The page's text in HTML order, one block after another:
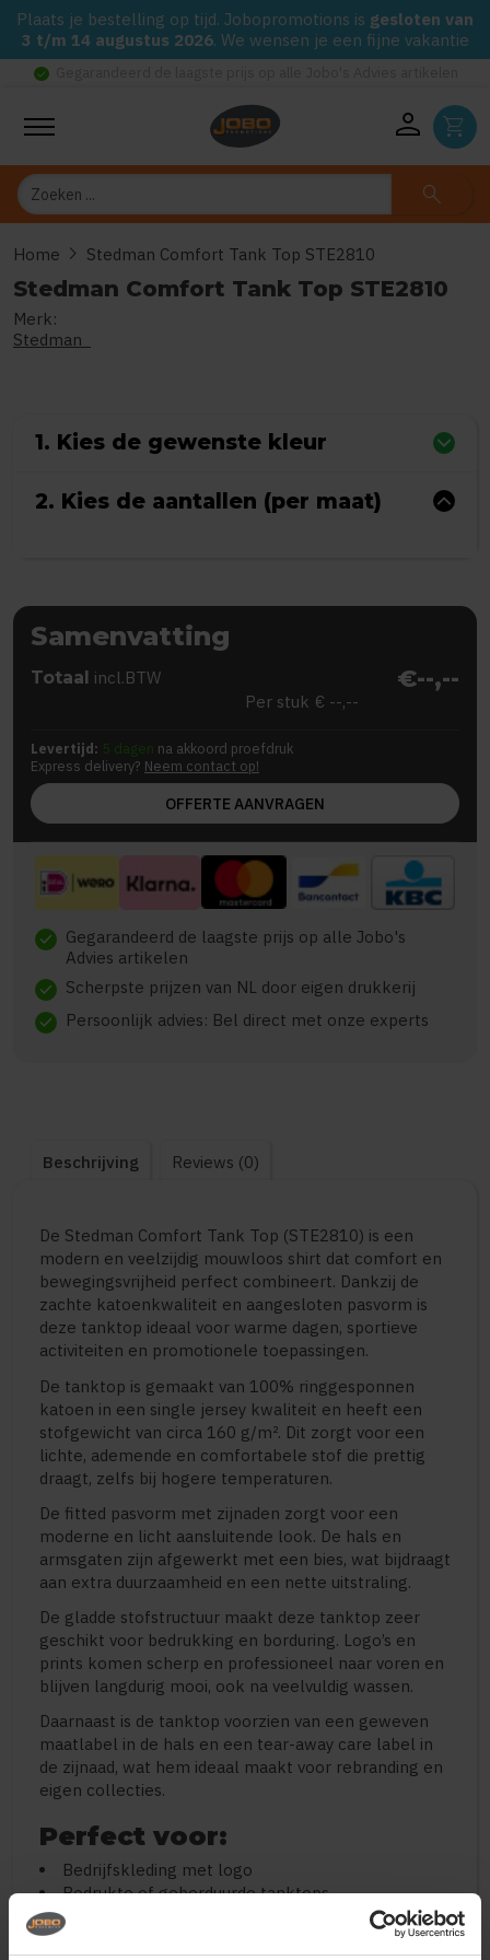
Plaats je bestelling op tijd. Jobopromotions is gesloten van
3 t/m 14 augustus 2026. We wensen je een fijne vakantie
check_circle
person shopping_cart
Zoeken search
Home chevron_right Stedman Comfort Tank Top STE2810
Stedman Comfort Tank Top STE2810
Merk:
Stedman
1. Kies de gewenste kleur
2. Kies de aantallen (per maat)
Samenvatting
Totaal incl.BTW €--,--
Per stuk € --,--
Levertijd: 5 dagen na akkoord proefdruk
Express delivery? Neem contact op!
OFFERTE AANVRAGEN
check Gegarandeerd de laagste prijs op alle Jobo's
Advies artikelen
check Scherpste prijzen van NL door eigen drukkerij
check Persoonlijk advies: Bel direct met onze experts
Beschrijving Reviews (0)
De Stedman Comfort Tank Top (STE2810) is een
modern en veelzijdig mouwloos shirt dat comfort en
bewegingsvrijheid perfect combineert. Dankzij de
zachte katoenkwaliteit en aangesloten pasvorm is
deze tanktop ideaal voor warme dagen, sportieve
activiteiten en promotionele toepassingen.
De tanktop is gemaakt van 100% ringgesponnen
katoen in een single jersey kwaliteit en heeft een
stofgewicht van circa 160 g/m². Dit zorgt voor een
lichte, ademende en comfortabele stof die prettig
draagt, zelfs bij hogere temperaturen.
De fitted pasvorm met zijnaden zorgt voor een
moderne en licht aansluitende look. De hals en
armsgaten zijn afgewerkt met een bies, wat bijdraagt
aan extra duurzaamheid en een nette uitstraling.
De gladde stofstructuur maakt deze tanktop zeer
geschikt voor bedrukking en borduring. Logo’s en
prints komen scherp en professioneel naar voren en
blijven langdurig mooi, ook na veelvuldig wassen.
Daarnaast is de tanktop voorzien van een geweven
maatlabel in de hals en een tear-away care label in
de zijnaad, wat hem ideaal maakt voor rebranding en
eigen collecties.
Perfect voor:
Bedrijfskleding met logo
Bedrukte of geborduurde tanktops
Sport en fitness